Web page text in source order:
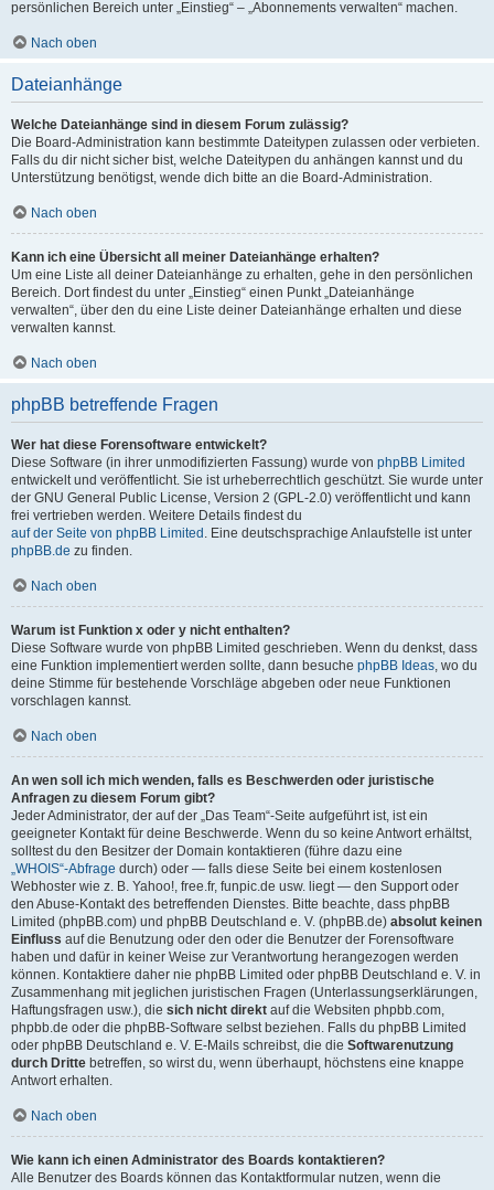
persönlichen Bereich unter „Einstieg“ – „Abonnements verwalten“ machen.
Nach oben
Dateianhänge
Welche Dateianhänge sind in diesem Forum zulässig?
Die Board-Administration kann bestimmte Dateitypen zulassen oder verbieten.
Falls du dir nicht sicher bist, welche Dateitypen du anhängen kannst und du
Unterstützung benötigst, wende dich bitte an die Board-Administration.
Nach oben
Kann ich eine Übersicht all meiner Dateianhänge erhalten?
Um eine Liste all deiner Dateianhänge zu erhalten, gehe in den persönlichen
Bereich. Dort findest du unter „Einstieg“ einen Punkt „Dateianhänge
verwalten“, über den du eine Liste deiner Dateianhänge erhalten und diese
verwalten kannst.
Nach oben
phpBB betreffende Fragen
Wer hat diese Forensoftware entwickelt?
Diese Software (in ihrer unmodifizierten Fassung) wurde von phpBB Limited
entwickelt und veröffentlicht. Sie ist urheberrechtlich geschützt. Sie wurde unter
der GNU General Public License, Version 2 (GPL-2.0) veröffentlicht und kann
frei vertrieben werden. Weitere Details findest du
auf der Seite von phpBB Limited . Eine deutschsprachige Anlaufstelle ist unter
phpBB.de zu finden.
Nach oben
Warum ist Funktion x oder y nicht enthalten?
Diese Software wurde von phpBB Limited geschrieben. Wenn du denkst, dass
eine Funktion implementiert werden sollte, dann besuche phpBB Ideas, wo du
deine Stimme für bestehende Vorschläge abgeben oder neue Funktionen
vorschlagen kannst.
Nach oben
An wen soll ich mich wenden, falls es Beschwerden oder juristische
Anfragen zu diesem Forum gibt?
Jeder Administrator, der auf der „Das Team“-Seite aufgeführt ist, ist ein
geeigneter Kontakt für deine Beschwerde. Wenn du so keine Antwort erhältst,
solltest du den Besitzer der Domain kontaktieren (führe dazu eine
„WHOIS“-Abfrage durch) oder — falls diese Seite bei einem kostenlosen
Webhoster wie z. B. Yahoo!, free.fr, funpic.de usw. liegt — den Support oder
den Abuse-Kontakt des betreffenden Dienstes. Bitte beachte, dass phpBB
Limited (phpBB.com) und phpBB Deutschland e. V. (phpBB.de) absolut keinen
Einfluss auf die Benutzung oder den oder die Benutzer der Forensoftware
haben und dafür in keiner Weise zur Verantwortung herangezogen werden
können. Kontaktiere daher nie phpBB Limited oder phpBB Deutschland e. V. in
Zusammenhang mit jeglichen juristischen Fragen (Unterlassungserklärungen,
Haftungsfragen usw.), die sich nicht direkt auf die Websiten phpbb.com,
phpbb.de oder die phpBB-Software selbst beziehen. Falls du phpBB Limited
oder phpBB Deutschland e. V. E-Mails schreibst, die die Softwarenutzung
durch Dritte betreffen, so wirst du, wenn überhaupt, höchstens eine knappe
Antwort erhalten.
Nach oben
Wie kann ich einen Administrator des Boards kontaktieren?
Alle Benutzer des Boards können das Kontaktformular nutzen, wenn die